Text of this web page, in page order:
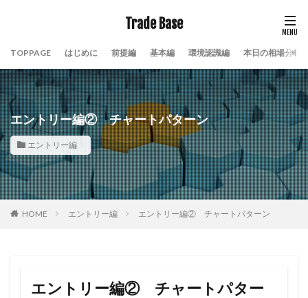
Trade Base
TOPPAGE はじめに 前提編 基本編 環境認識編 本日の相場分析
エントリー編② チャートパターン
エントリー編
HOME エントリー編 エントリー編② チャートパターン
エントリー編② チャートパター